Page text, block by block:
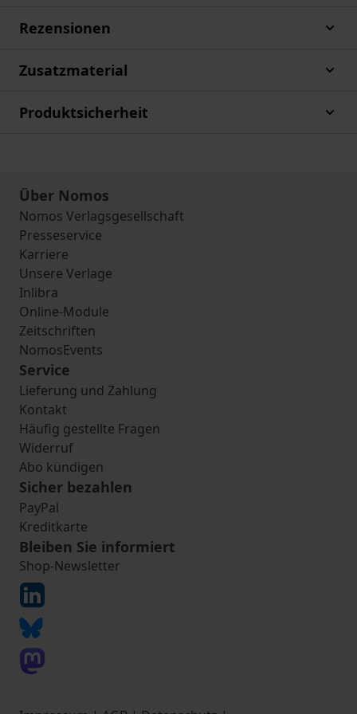
Rezensionen
Zusatzmaterial
Produktsicherheit
Über Nomos
Nomos Verlagsgesellschaft
Presseservice
Karriere
Unsere Verlage
Inlibra
Online-Module
Zeitschriften
NomosEvents
Service
Lieferung und Zahlung
Kontakt
Häufig gestellte Fragen
Widerruf
Abo kündigen
Sicher bezahlen
PayPal
Kreditkarte
Bleiben Sie informiert
Shop-Newsletter